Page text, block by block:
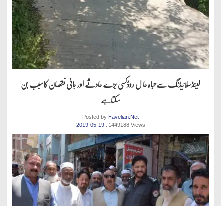
لینڈسلائیڈنگ سے تباہ حا ل روڈکسی بڑے حادثے اور جانی نقصان کاسبب بن
سکتاہے
Posted by Havelian.Net
2019-05-19
. 1449188 Views